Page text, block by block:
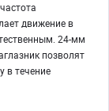
движение в
24-мм
позволят
в течение